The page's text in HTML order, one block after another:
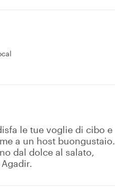
le tue voglie di cibo e
a un host buongustaio.
dal dolce al salato,